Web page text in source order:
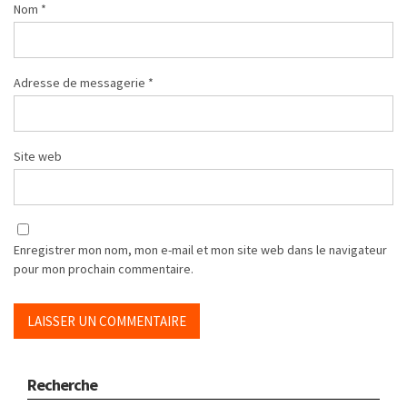
Nom *
Adresse de messagerie *
Site web
Enregistrer mon nom, mon e-mail et mon site web dans le navigateur
pour mon prochain commentaire.
Recherche